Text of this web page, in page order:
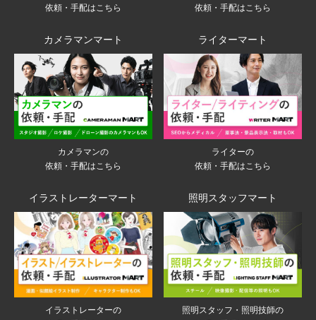
依頼・手配はこちら
依頼・手配はこちら
カメラマンマート
カメラマンの
依頼・手配はこちら
ライターマート
ライターの
依頼・手配はこちら
イラストレーターマート
イラストレーターの
照明スタッフマート
照明スタッフ・照明技師の